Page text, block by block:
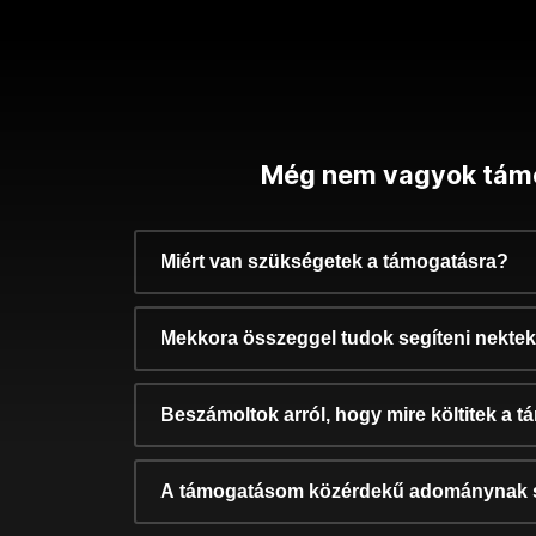
Még nem vagyok
Miért van szükségetek a támogatásra?
Mekkora összeggel tudok segíteni
Beszámoltok arról, hogy mire költitek a
A támogatásom közérdekű adománynak